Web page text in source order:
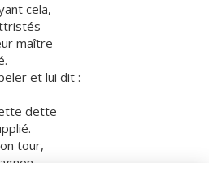
cela,
maître
et lui dit :
dette
tour,